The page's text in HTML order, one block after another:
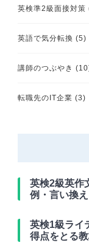
英検準2級面接対策
英語で気分転換 (5)
講師のつぶやき
転職先のIT企業 (3)
英検2級英作
例・言い換
英検1級ライ
得点をとる